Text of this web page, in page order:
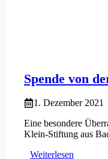
Spende von
1. Dezember 2021
Eine besondere
Klein-Stiftung aus
Weiterlesen